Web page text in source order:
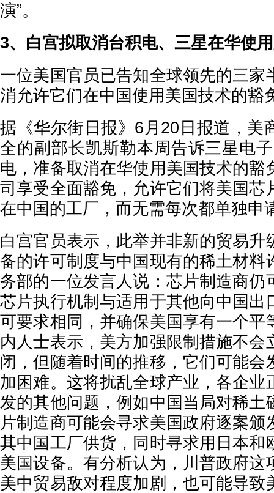
演”。
3、白宫拟取消台积电、三星在华使
一位美国官员已告知全球领先的三家
消允许它们在中国使用美国技术的豁
据《华尔街日报》6月20日报道，美
全的副部长凯斯勒本周告诉三星电
电，准备取消在华使用美国技术的豁
司享受全面豁免，允许它们将美国芯
在中国的工厂，而无需每次都单独申
白宫官员表示，此举并非新的贸易升
备的许可制度与中国现有的稀土材料
务部的一位发言人说：芯片制造商仍
芯片执行机制与适用于其他向中国出
可要求相同，并确保美国享有一个平
内人士表示，美方加强限制措施不会
闭，但随着时间的推移，它们可能会
加困难。这将扰乱全球产业，各企业
发的其他问题，例如中国当局对稀土
片制造商可能会寻求美国政府逐案颁
其中国工厂供货，同时寻求用日本和
美国设备。有分析认为，川普政府这
美中贸易敌对程度加剧，也可能导致